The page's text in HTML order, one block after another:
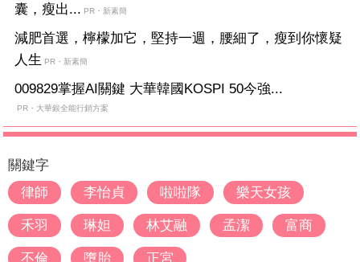
囊，瘦出... PR・新素簡
減肥首選，檸檬加它，堅持一週，腰細了，瘦到你懷疑
人生 PR・新素簡
009829掌握AI關鍵 大華韓國KOSPI 50今強...
PR・大華銀全能行銷方案
關鍵字
律師
李怡貞 啦啦隊 樂天女孩
禾羽 琳妲 林艾融 孟潔 富商
不倫 墮胎 正宮